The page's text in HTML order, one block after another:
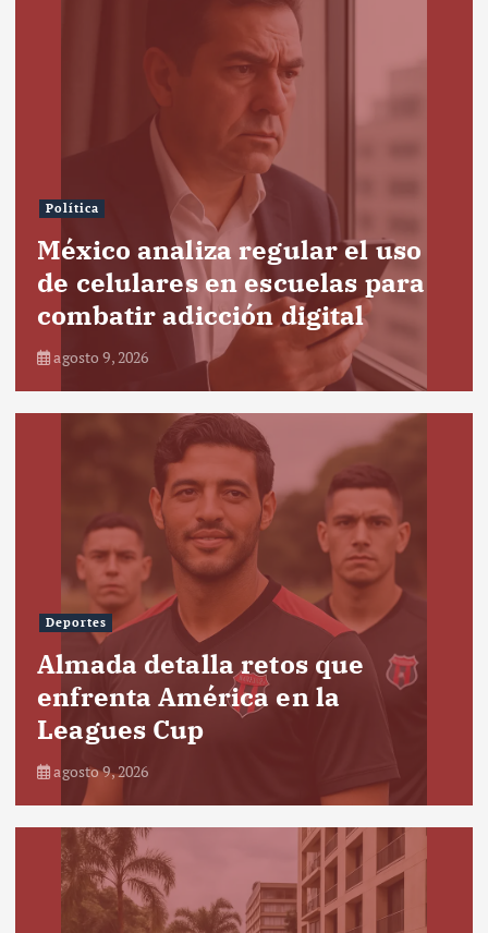
Política
México analiza regular el uso
de celulares en escuelas para
combatir adicción digital
agosto 9, 2026
Deportes
Almada detalla retos que
enfrenta América en la
Leagues Cup
agosto 9, 2026